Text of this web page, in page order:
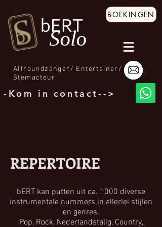
Allroundzanger/ Entertainer/
Stemacteur
BOEKINGEN
-Kom in contact-->
REPERTOIRE
bERT kan putten uit ca. 1000 diverse
instrumentale nummers in allerlei stijlen
en genres.
Pop, Rock, Nederlandstalig, Country,